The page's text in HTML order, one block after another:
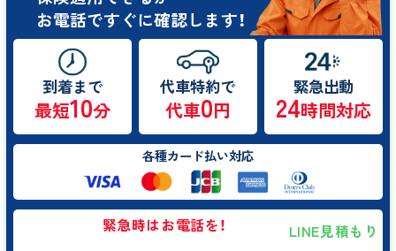
お電話ですぐに確認します！
到着まで
最短10分
代車特約で
代車0円
緊急出動
24時間対応
各種カード払い対応
緊急時はお電話を！ LINE見積もり